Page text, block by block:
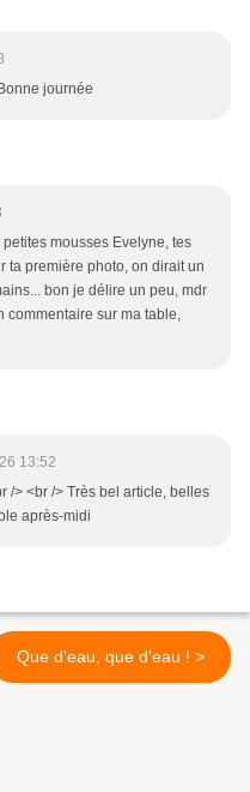
journée
mousses Evelyne, tes
ta première photo, on dirait un
bon je délire un peu, mdr
commentaire sur ma table,
13:52
/> <br /> Très bel article, belles
après-midi
Que d'eau, que d'eau ! >